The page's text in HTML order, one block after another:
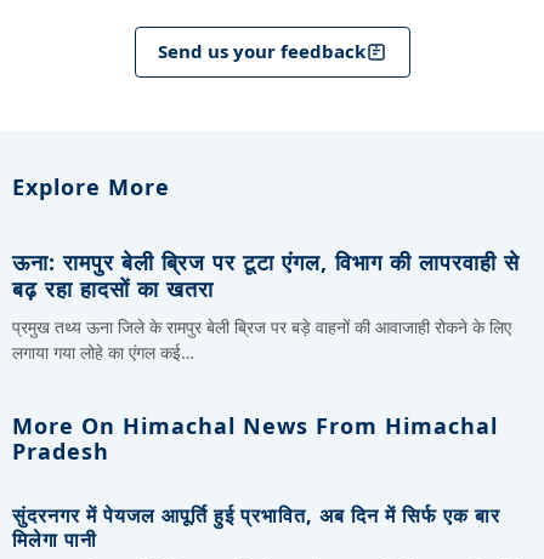
Send us your feedback
Explore More
ऊना: रामपुर बेली ब्रिज पर टूटा एंगल, विभाग की लापरवाही से
बढ़ रहा हादसों का खतरा
प्रमुख तथ्य ऊना जिले के रामपुर बेली ब्रिज पर बड़े वाहनों की आवाजाही रोकने के लिए
लगाया गया लोहे का एंगल कई…
More On Himachal News From Himachal
Pradesh
सुंदरनगर में पेयजल आपूर्ति हुई प्रभावित, अब दिन में सिर्फ एक बार
मिलेगा पानी